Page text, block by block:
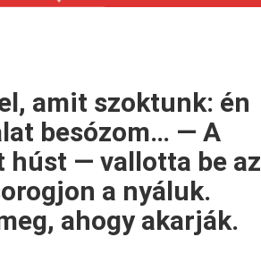
amit szoktunk: én
besózom… — A
húst — vallotta be az
a nyáluk.
ahogy akarják.